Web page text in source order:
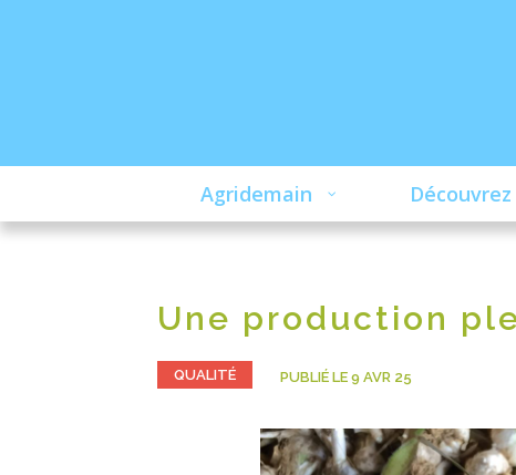
Agridemain
Une production
QUALITÉ PUBLIÉ LE 9 AVR 25